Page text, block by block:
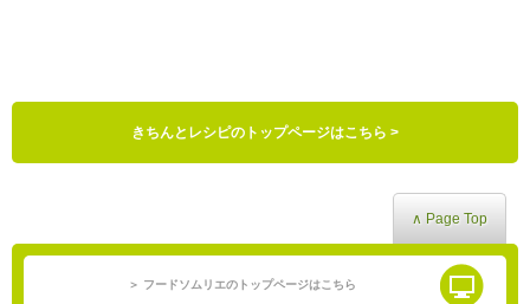
きちんとレシピのトップページはこちら >
∧ Page Top
＞ フードソムリエのトップページはこちら